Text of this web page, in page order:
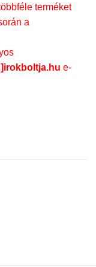
terméket
a
e-